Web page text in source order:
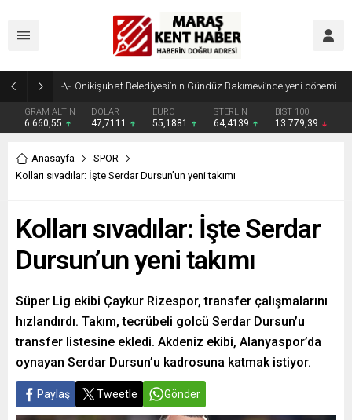
Geleneksel Ağustos Fuarı’nda Madrigal Coşkusu
GRAM ALTIN
6.660,55
DOLAR
47,7111
EURO
55,1881
STERLİN
64,4139
BIST 100
13.779,39
Anasayfa
SPOR
Kolları sıvadılar: İşte Serdar Dursun’un yeni takımı
Kolları sıvadılar: İşte Serdar
Dursun’un yeni takımı
Süper Lig ekibi Çaykur Rizespor, transfer çalışmalarını
hızlandırdı. Takım, tecrübeli golcü Serdar Dursun’u
transfer listesine ekledi. Akdeniz ekibi, Alanyaspor’da
oynayan Serdar Dursun’u kadrosuna katmak istiyor.
Paylaş Tweetle Gönder